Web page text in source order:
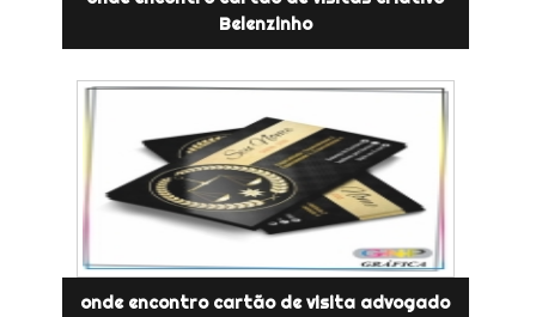
Belenzinho
onde encontro cartão de visita advogado